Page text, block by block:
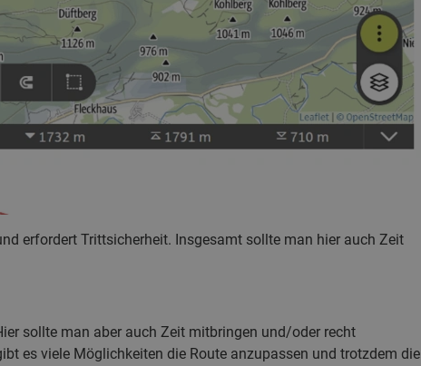
erfordert Trittsicherheit. Insgesamt sollte man hier auch Zeit
sollte man aber auch Zeit mitbringen und/oder recht
es viele Möglichkeiten die Route anzupassen und trotzdem die